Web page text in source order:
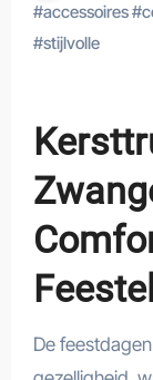
#accessoires#
#stijlvolle
De